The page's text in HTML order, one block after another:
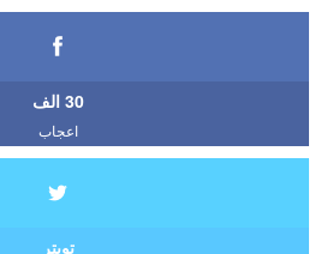
30 الف
اعجاب
تويتر